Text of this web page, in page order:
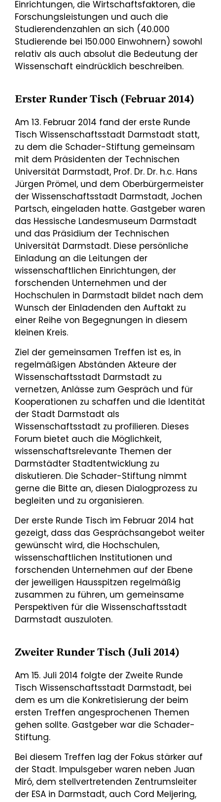
Einrichtungen, die Wirtschaftsfaktoren, die
Forschungsleistungen und auch die
Studierendenzahlen an sich (40.000
Studierende bei 150.000 Einwohnern) sowohl
relativ als auch absolut die Bedeutung der
Wissenschaft eindrücklich beschreiben.
Erster Runder Tisch (Februar 2014)
Am 13. Februar 2014 fand der erste Runde
Tisch Wissenschaftsstadt Darmstadt statt,
zu dem die Schader-Stiftung gemeinsam
mit dem Präsidenten der Technischen
Universität Darmstadt, Prof. Dr. Dr. h.c. Hans
Jürgen Prömel, und dem Oberbürgermeister
der Wissenschaftsstadt Darmstadt, Jochen
Partsch, eingeladen hatte. Gastgeber waren
das Hessische Landesmuseum Darmstadt
und das Präsidium der Technischen
Universität Darmstadt. Diese persönliche
Einladung an die Leitungen der
wissenschaftlichen Einrichtungen, der
forschenden Unternehmen und der
Hochschulen in Darmstadt bildet nach dem
Wunsch der Einladenden den Auftakt zu
einer Reihe von Begegnungen in diesem
kleinen Kreis.
Ziel der gemeinsamen Treffen ist es, in
regelmäßigen Abständen Akteure der
Wissenschaftsstadt Darmstadt zu
vernetzen, Anlässe zum Gespräch und für
Kooperationen zu schaffen und die Identität
der Stadt Darmstadt als
Wissenschaftsstadt zu profilieren. Dieses
Forum bietet auch die Möglichkeit,
wissenschaftsrelevante Themen der
Darmstädter Stadtentwicklung zu
diskutieren. Die Schader-Stiftung nimmt
gerne die Bitte an, diesen Dialogprozess zu
begleiten und zu organisieren.
Der erste Runde Tisch im Februar 2014 hat
gezeigt, dass das Gesprächsangebot weiter
gewünscht wird, die Hochschulen,
wissenschaftlichen Institutionen und
forschenden Unternehmen auf der Ebene
der jeweiligen Hausspitzen regelmäßig
zusammen zu führen, um gemeinsame
Perspektiven für die Wissenschaftsstadt
Darmstadt auszuloten.
Zweiter Runder Tisch (Juli 2014)
Am 15. Juli 2014 folgte der Zweite Runde
Tisch Wissenschaftsstadt Darmstadt, bei
dem es um die Konkretisierung der beim
ersten Treffen angesprochenen Themen
gehen sollte. Gastgeber war die Schader-
Stiftung.
Bei diesem Treffen lag der Fokus stärker auf
der Stadt. Impulsgeber waren neben Juan
Miró, dem stellvertretenden Zentrumsleiter
der ESA in Darmstadt, auch Cord Meijering,